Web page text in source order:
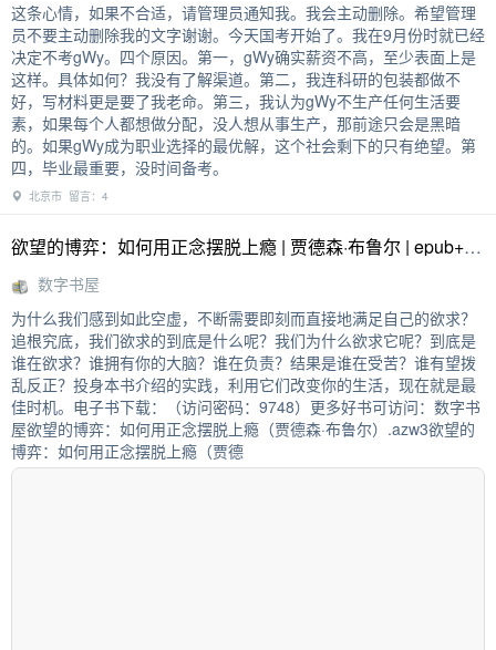
这条心情，如果不合适，请管理员通知我。我会主动删除。希望管理
员不要主动删除我的文字谢谢。今天国考开始了。我在9月份时就已经
决定不考gWy。四个原因。第一，gWy确实薪资不高，至少表面上是
这样。具体如何？我没有了解渠道。第二，我连科研的包装都做不
好，写材料更是要了我老命。第三，我认为gWy不生产任何生活要
素，如果每个人都想做分配，没人想从事生产，那前途只会是黑暗
的。如果gWy成为职业选择的最优解，这个社会剩下的只有绝望。第
四，毕业最重要，没时间备考。
北京市 留言：4
欲望的博弈：如何用正念摆脱上瘾 | 贾德森·布鲁尔 | epub+mobi+azw3 | 数字书屋
数字书屋
为什么我们感到如此空虚，不断需要即刻而直接地满足自己的欲求？
追根究底，我们欲求的到底是什么呢？我们为什么欲求它呢？到底是
谁在欲求？谁拥有你的大脑？谁在负责？结果是谁在受苦？谁有望拨
乱反正？投身本书介绍的实践，利用它们改变你的生活，现在就是最
佳时机。电子书下载：（访问密码：9748）更多好书可访问：数字书
屋欲望的博弈：如何用正念摆脱上瘾（贾德森·布鲁尔）.azw3欲望的
博弈：如何用正念摆脱上瘾（贾德